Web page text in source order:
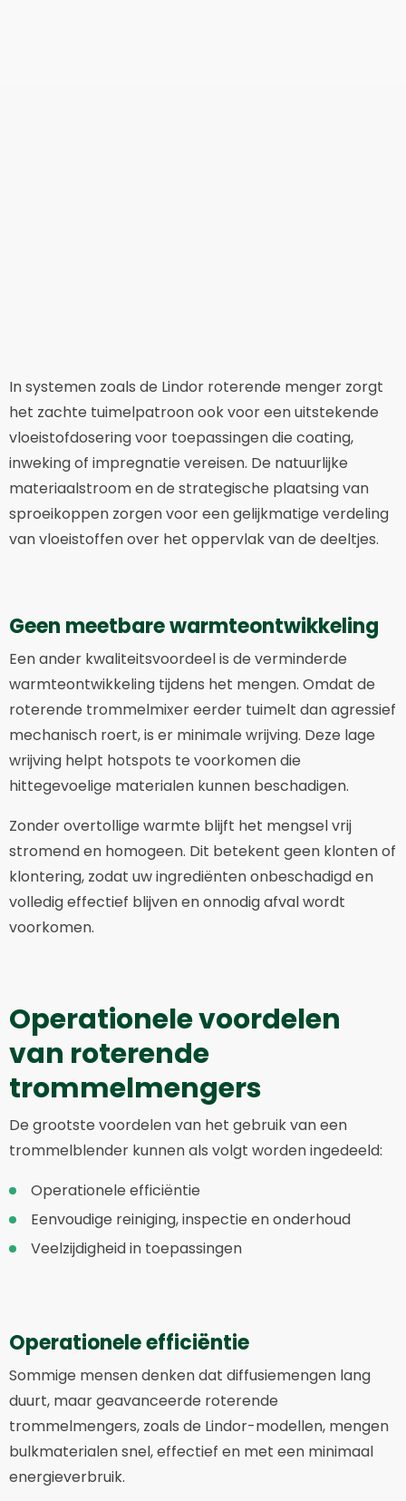
In systemen zoals de Lindor roterende menger zorgt
het zachte tuimelpatroon ook voor een uitstekende
vloeistofdosering voor toepassingen die coating,
inweking of impregnatie vereisen. De natuurlijke
materiaalstroom en de strategische plaatsing van
sproeikoppen zorgen voor een gelijkmatige verdeling
van vloeistoffen over het oppervlak van de deeltjes.
Geen meetbare warmteontwikkeling
Een ander kwaliteitsvoordeel is de verminderde
warmteontwikkeling tijdens het mengen. Omdat de
roterende trommelmixer eerder tuimelt dan agressief
mechanisch roert, is er minimale wrijving. Deze lage
wrijving helpt hotspots te voorkomen die
hittegevoelige materialen kunnen beschadigen.
Zonder overtollige warmte blijft het mengsel vrij
stromend en homogeen. Dit betekent geen klonten of
klontering, zodat uw ingrediënten onbeschadigd en
volledig effectief blijven en onnodig afval wordt
voorkomen.
Operationele voordelen
van roterende
trommelmengers
De grootste voordelen van het gebruik van een
trommelblender kunnen als volgt worden ingedeeld:
Operationele efficiëntie
Eenvoudige reiniging, inspectie en onderhoud
Veelzijdigheid in toepassingen
Operationele efficiëntie
Sommige mensen denken dat diffusiemengen lang
duurt, maar geavanceerde roterende
trommelmengers, zoals de Lindor-modellen, mengen
bulkmaterialen snel, effectief en met een minimaal
energieverbruik.